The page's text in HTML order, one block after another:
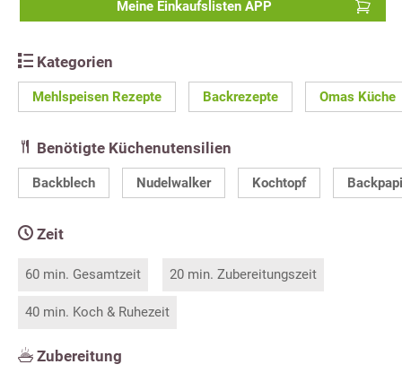
Meine Einkaufslisten APP
Kategorien
Mehlspeisen Rezepte Backrezepte Omas Küche
Benötigte Küchenutensilien
Backblech Nudelwalker Kochtopf
Zeit
60 min. Gesamtzeit 20 min. Zubereitungszeit
40 min. Koch & Ruhezeit
Zubereitung